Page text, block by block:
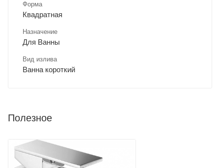
Форма
Квадратная
Назначение
Для Ванны
Вид излива
Ванна короткий
Полезное